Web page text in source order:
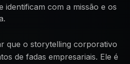
identificam com a missão e os
que o storytelling corporativo
de fadas empresariais. Ele é